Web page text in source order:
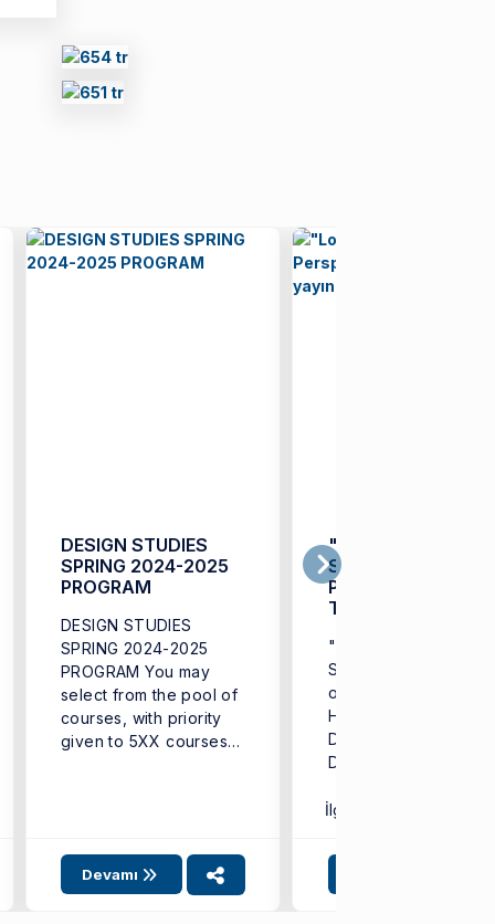
DESIGN STUDIES
SPRING 2024-2025
PROGRAM
DESIGN STUDIES
SPRING 2024-2025
PROGRAM You may
select from the pool of
courses, with priority
given to 5XX courses
Devamı
"Localizing Design
Studies:
Perspectives on
Turkey" kitabı
"Localizing Design
Studies: Perspectives
on Turkey" (Deniz
Hasirci, Tuba Doğu,
Deniz Avci, Gozde
Damla Turhan-
İlgili SKA: